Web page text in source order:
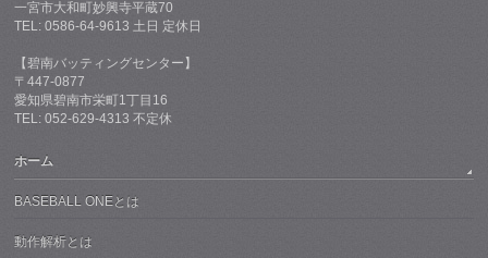
一宮市大和町妙興寺平蔵70
TEL: 0586-64-9613 土日 定休日
【碧南バッティングセンター】
〒447-0877
愛知県碧南市栄町1丁目16
TEL: 052-629-4313 不定休
ホーム
BASEBALL ONEとは
動作解析とは